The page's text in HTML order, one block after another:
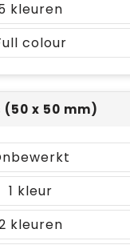
colour
x 50 mm)
1